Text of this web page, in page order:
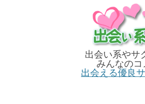
出会い系やサ
みんなの
出会える優良